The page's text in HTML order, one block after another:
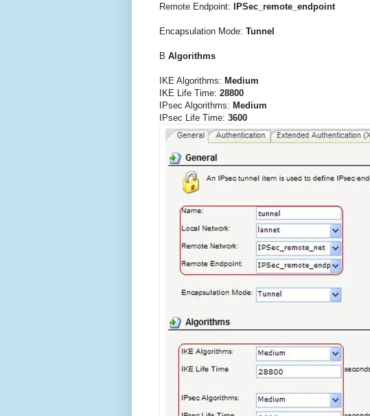
Remote Endpoint:
IPSec_remote_endpoint
Encapsulation Mode: Tunnel
В Algorithms
IKE Algorithms: Medium
IKE Life Time: 28800
IPsec Algorithms: Medium
IPsec Life Time: 3600